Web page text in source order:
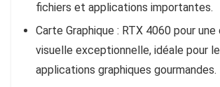
fichiers et applications importantes.
Carte Graphique : RTX 4060 pour
visuelle exceptionnelle, idéale pour
applications graphiques gourmandes.